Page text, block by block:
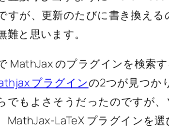
すが、更新のたびに書き換え
と思います。
MathJax のプラグインを検索す
プラグインの2つが見つか
でもよさそうだったのですが
MathJax-LaTeX プラグインを選